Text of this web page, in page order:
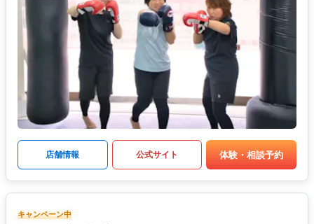
店舗情報 公式サイト 体験・相談予約
キャンペーン中